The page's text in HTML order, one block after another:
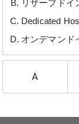
リザーブドイ
Dedicated
オンデマンド
A